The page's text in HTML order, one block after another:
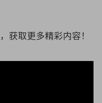
，获取更多精彩内容！